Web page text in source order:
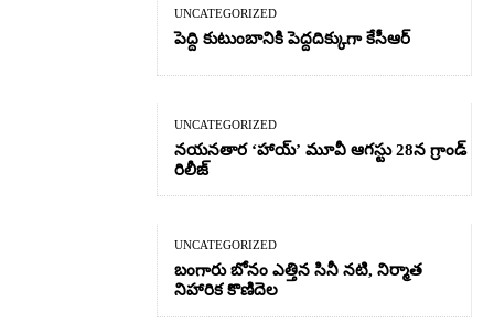
UNCATEGORIZED
పెద్ది కుటుంబానికి పెద్దదిక్కుగా కేసీఆర్
UNCATEGORIZED
నయనతార ‘హాయ్’ మూవీ ఆగస్టు 28న గ్రాండ్
రిలీజ్
UNCATEGORIZED
బంగారు బోనం ఎత్తిన సినీ నటి, నిర్మాత
నిహారిక కొణిదెల